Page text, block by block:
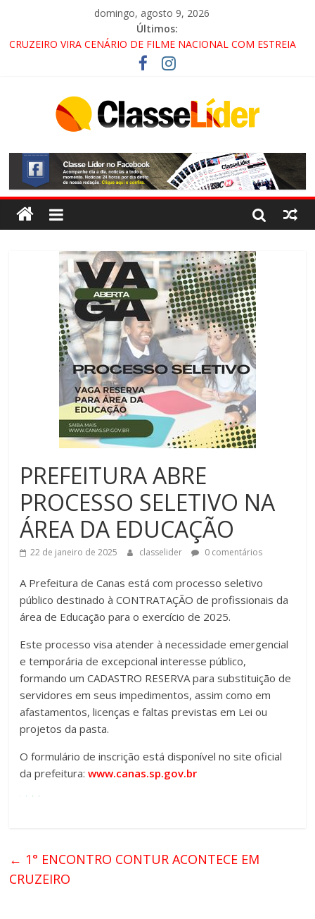
domingo, agosto 9, 2026
Últimos:
CRUZEIRO VIRA CENÁRIO DE FILME NACIONAL COM ESTREIA
PROMOTOR DO GAECO
ACESSO À APARECIDA NA DUTRA SERÁ BLOQUEADO NO FIM
ALTERNATIVAS
LORENA, PINDAMONHANGABA E QUELUZ NA RETA FINAL
PELA FÁBRICA DA COCA-COLA!
PREFEITURA ABRE
PROCESSO SELETIVO NA
ÁREA DA EDUCAÇÃO
22 de janeiro de 2025 classelider 0 comentários
A Prefeitura de Canas está com processo seletivo
público destinado à CONTRATAÇÃO de profissionais da
área de Educação para o exercício de 2025.
Este processo visa atender à necessidade emergencial
e temporária de excepcional interesse público,
formando um CADASTRO RESERVA para substituição de
servidores em seus impedimentos, assim como em
afastamentos, licenças e faltas previstas em Lei ou
projetos da pasta.
O formulário de inscrição está disponível no site oficial
da prefeitura:www.canas.sp.gov.br
← 1° ENCONTRO CONTUR ACONTECE EM
CRUZEIRO